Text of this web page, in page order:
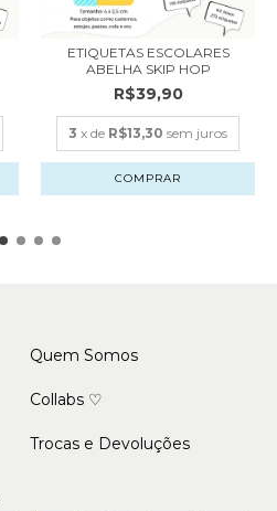
ETIQUETAS ESCOLARES
ABELHA SKIP HOP
R$39,90
3 x de R$13,30 sem juros
COMPRAR
Quem Somos
Collabs ♡
Trocas e Devoluções